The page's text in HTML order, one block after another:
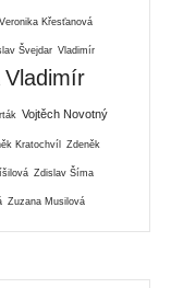
Veronika Křesťanová
Švejdar Vladimír
Vladimír
Vojtěch Novotný
Kratochvíl Zdeněk
Zdislav Šíma
Zuzana Musilová